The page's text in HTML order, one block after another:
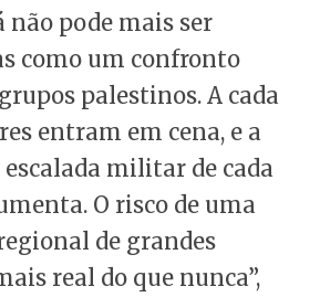
pode mais ser
como um confronto
palestinos. A cada
entram em cena, e a
escalada militar de cada
O risco de uma
de grandes
real do que nunca”,